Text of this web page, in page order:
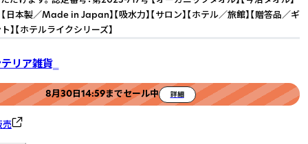
日本製／Made in Japan】【吸水力】【サロン】【ホテル／旅館】【贈答品／ギ
】【ホテルライクシリーズ】
リア雑貨‗
8月30日14:59までセール中 詳細
売